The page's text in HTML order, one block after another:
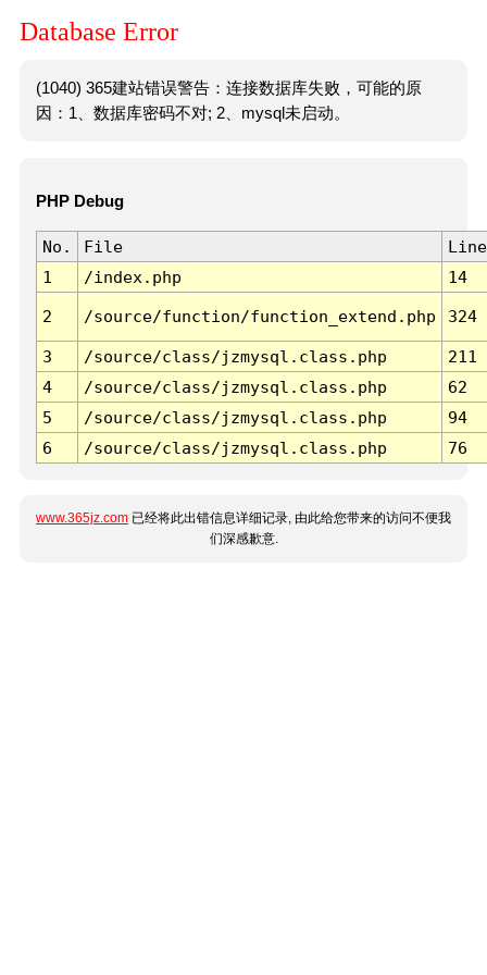
Database Error
(1040) 365建站错误警告：连接数据库失败，可能的原
因：1、数据库密码不对; 2、mysql未启动。
PHP Debug
No. File
Line
1
/index.php 14
2 /source/function/function_extend.php 324
3 /source/class/jzmysql.class.php
211
4
/source/class/jzmysql.class.php
62
5
/source/class/jzmysql.class.php
94
6
/source/class/jzmysql.class.php 76
www.365jz.com 已经将此出错信息详细记录, 由此给您带来的访问不便我
们深感歉意.